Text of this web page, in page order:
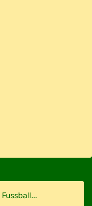
Fussball...